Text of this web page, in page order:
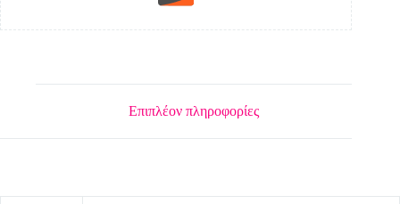
Επιπλέον πληροφορίες